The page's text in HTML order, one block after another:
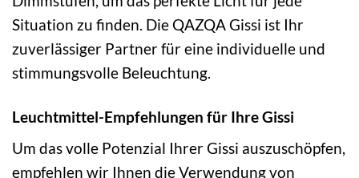
Situation zu finden. Die QAZQA Gissi ist Ihr
zuverlässiger Partner für eine individuelle und
stimmungsvolle Beleuchtung.
Leuchtmittel-Empfehlungen für Ihre Gissi
Um das volle Potenzial Ihrer Gissi auszuschöpfen,
empfehlen wir Ihnen die Verwendung von